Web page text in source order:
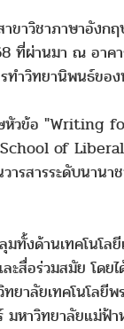
าวิชาภาษาอังก
ที่ผ่านมา ณ อาค
ทำวิทยานิพนธ์ข
ศษหัวข้อ
of
สารระดับนานา
งด้านเทคโนโลยี
สื่อร่วมสมัย โดย
าลัยเทคโนโลยีพ
หาวิทยาลัยแม่ฟ้า